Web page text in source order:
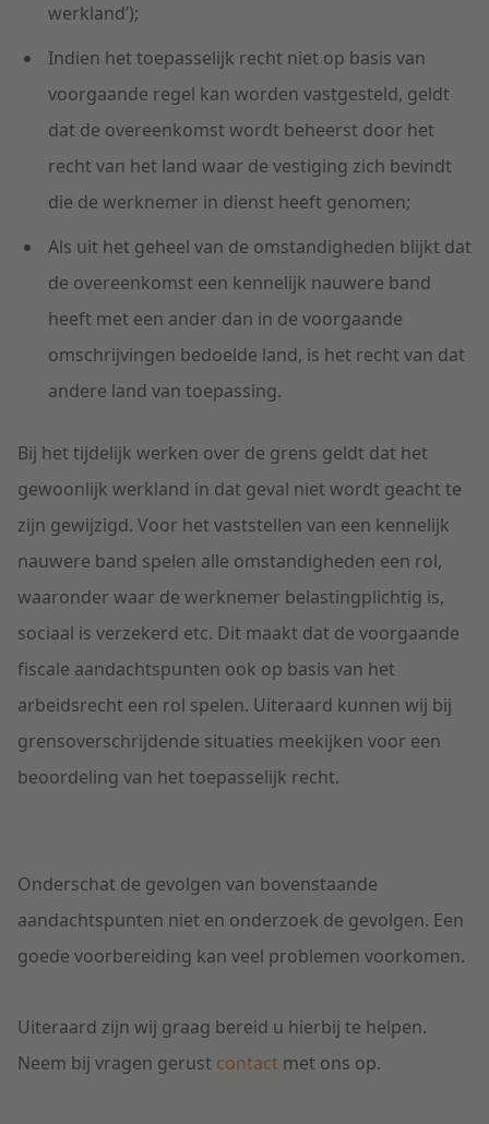
werkland’);
Indien het toepasselijk recht niet op basis van
voorgaande regel kan worden vastgesteld, geldt
dat de overeenkomst wordt beheerst door het
recht van het land waar de vestiging zich bevindt
die de werknemer in dienst heeft genomen;
Als uit het geheel van de omstandigheden blijkt dat
de overeenkomst een kennelijk nauwere band
heeft met een ander dan in de voorgaande
omschrijvingen bedoelde land, is het recht van dat
andere land van toepassing.
Bij het tijdelijk werken over de grens geldt dat het
gewoonlijk werkland in dat geval niet wordt geacht te
zijn gewijzigd. Voor het vaststellen van een kennelijk
nauwere band spelen alle omstandigheden een rol,
waaronder waar de werknemer belastingplichtig is,
sociaal is verzekerd etc. Dit maakt dat de voorgaande
fiscale aandachtspunten ook op basis van het
arbeidsrecht een rol spelen. Uiteraard kunnen wij bij
grensoverschrijdende situaties meekijken voor een
beoordeling van het toepasselijk recht.
Onderschat de gevolgen van bovenstaande
aandachtspunten niet en onderzoek de gevolgen. Een
goede voorbereiding kan veel problemen voorkomen.
Uiteraard zijn wij graag bereid u hierbij te helpen.
Neem bij vragen gerust contact met ons op.